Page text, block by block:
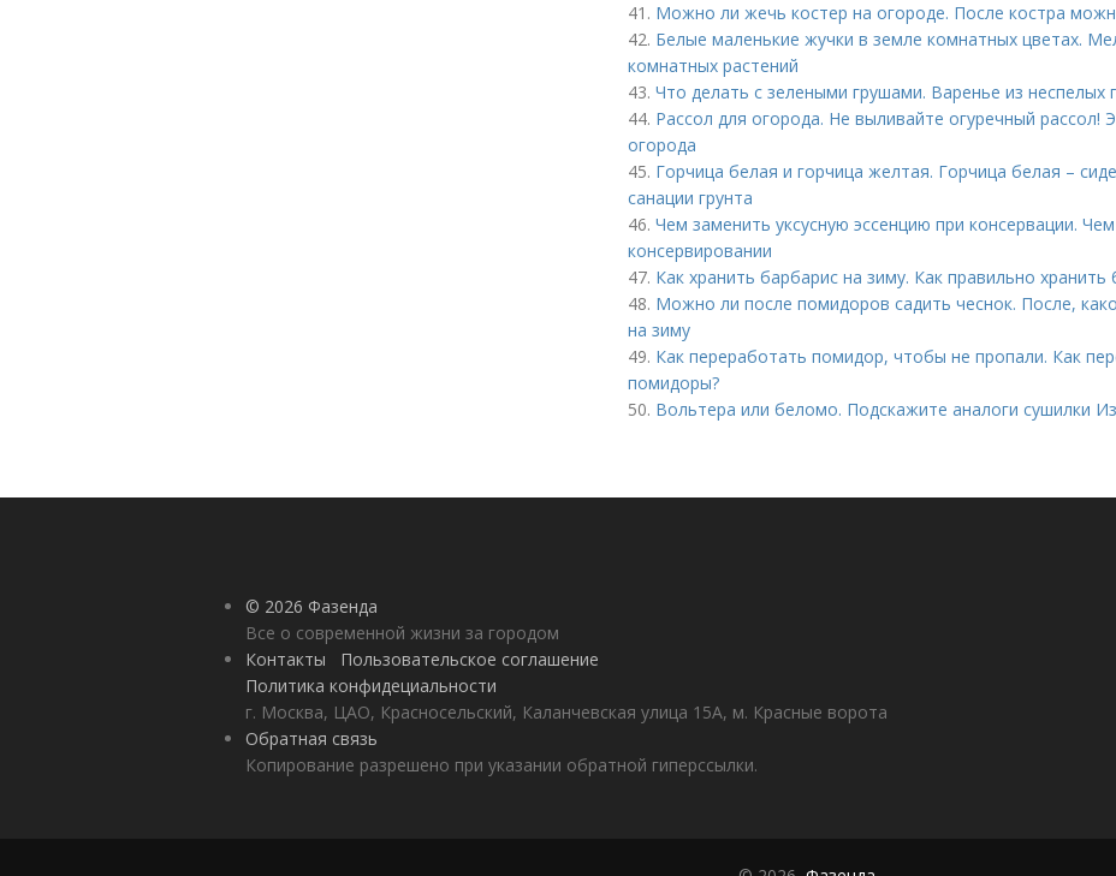
41. Можно ли жечь костер на огороде. После костра
42. Белые маленькие жучки в земле комнатных цветах.
комнатных растений
43. Что делать с зелеными грушами. Варенье из неспелых
44. Рассол для огорода. Не выливайте огуречный рассол!
огорода
45. Горчица белая и горчица желтая. Горчица белая –
санации грунта
46. Чем заменить уксусную эссенцию при консервации.
консервировании
47. Как хранить барбарис на зиму. Как правильно хранить
48. Можно ли после помидоров садить чеснок. После,
на зиму
49. Как переработать помидор, чтобы не пропали. Как
помидоры?
50. Вольтера или беломо. Подскажите аналоги сушилки
© 2026 Фазенда
Все о современной жизни за городом
Контакты
Пользовательское соглашение
Политика конфидециальности
г. Москва, ЦАО, Красносельский, Каланчевская улица 15А, м. Красные ворота
Обратная связь
Копирование разрешено при указании обратной гиперссылки.